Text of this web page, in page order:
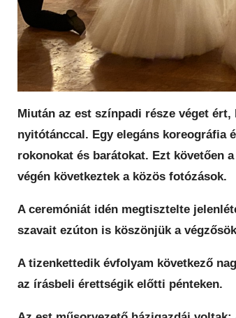
Miután az est színpadi része véget
nyitótánccal. Egy elegáns koreográfia
rokonokat és barátokat. Ezt követően
végén következtek a közös fotózások.
A ceremóniát idén megtisztelte
szavait ezúton is köszönjük a
A tizenkettedik évfolyam következő
az írásbeli érettségik előtti pénteken.